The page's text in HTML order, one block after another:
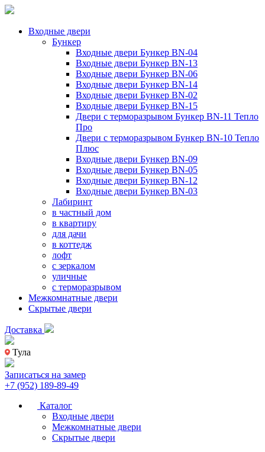
Входные двери
Бункер
Входные двери Бункер BN-04
Входные двери Бункер BN-13
Входные двери Бункер BN-06
Входные двери Бункер BN-14
Входные двери Бункер BN-02
Входные двери Бункер BN-15
Двери с терморазрывом Бункер BN-11 Тепло
Про
Двери с терморазрывом Бункер BN-10 Тепло
Плюс
Входные двери Бункер BN-09
Входные двери Бункер BN-05
Входные двери Бункер BN-12
Входные двери Бункер BN-03
Лабиринт
в частный дом
в квартиру
для дачи
в коттедж
лофт
с зеркалом
уличные
с терморазрывом
Межкомнатные двери
Скрытые двери
Доставка
Тула
Записаться на замер
+7 (952) 189-89-49
Каталог
Входные двери
Межкомнатные двери
Скрытые двери